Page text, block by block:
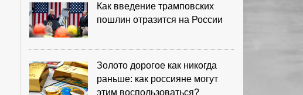
Как введение трамповских
пошлин отразится на России
Золото дорогое как никогда
раньше: как россияне могут
этим воспользоваться?